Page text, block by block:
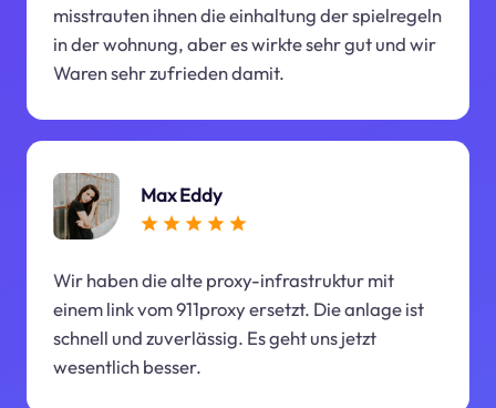
misstrauten ihnen die einhaltung der spielregeln
in der wohnung, aber es wirkte sehr gut und wir
Waren sehr zufrieden damit.
Max Eddy
Wir haben die alte proxy-infrastruktur mit
einem link vom 911proxy ersetzt. Die anlage ist
schnell und zuverlässig. Es geht uns jetzt
wesentlich besser.